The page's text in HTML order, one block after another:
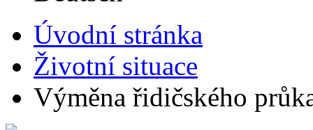
Úvodní stránka
Životní situace
Výměna řidičského